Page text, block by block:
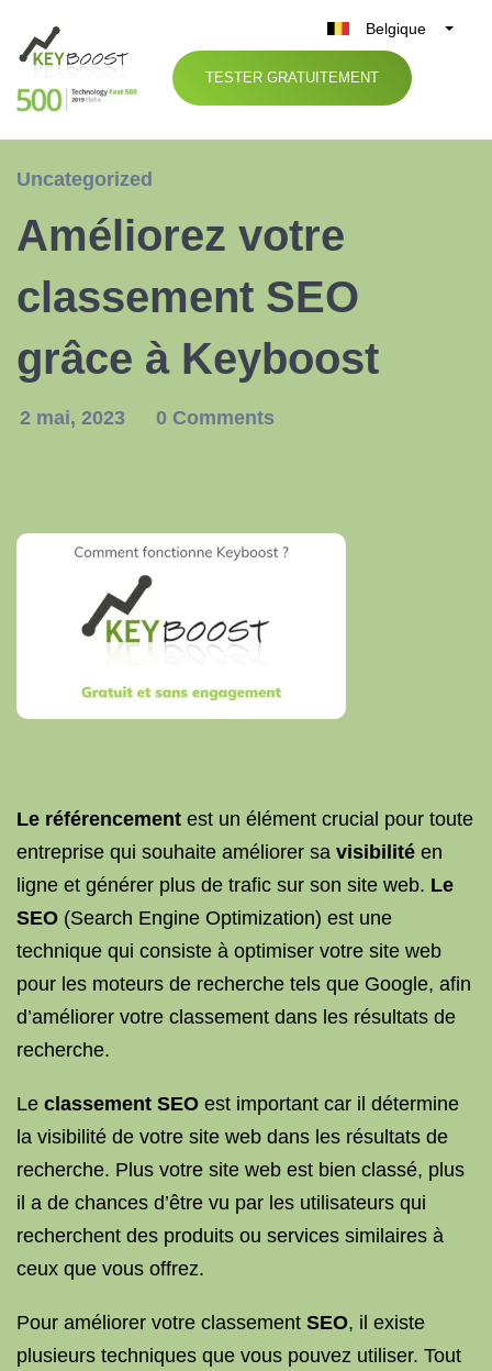
Belgique
België
Nederland
TESTER GRATUITEMENT
Uncategorized
Améliorez votre
classement SEO
grâce à Keyboost
2 mai, 2023 0 Comments
Le référencement est un élément crucial pour toute
entreprise qui souhaite améliorer sa visibilité en
ligne et générer plus de trafic sur son site web. Le
SEO (Search Engine Optimization) est une
technique qui consiste à optimiser votre site web
pour les moteurs de recherche tels que Google, afin
d’améliorer votre classement dans les résultats de
recherche.
Le classement SEO est important car il détermine
la visibilité de votre site web dans les résultats de
recherche. Plus votre site web est bien classé, plus
il a de chances d’être vu par les utilisateurs qui
recherchent des produits ou services similaires à
ceux que vous offrez.
Pour améliorer votre classement SEO, il existe
plusieurs techniques que vous pouvez utiliser. Tout